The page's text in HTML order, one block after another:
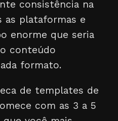
consistência na
as plataformas e
enorme que seria
conteúdo
formato.
de templates de
com as 3 a 5